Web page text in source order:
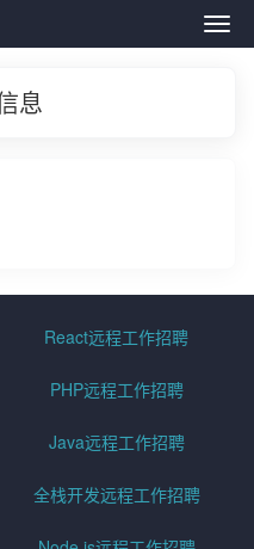
远
息
React远程工作招聘
PHP远程工作招聘
Java远程工作招聘
全栈开发远程工作招聘